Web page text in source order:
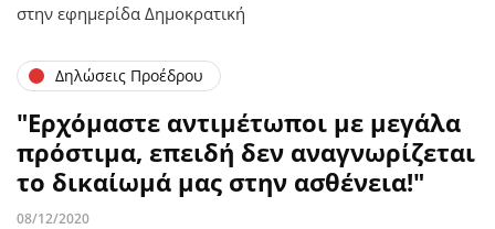
στην εφημερίδα Δημοκρατική
Δηλώσεις Προέδρου
"Ερχόμαστε αντιμέτωποι με μεγάλα
πρόστιμα, επειδή δεν αναγνωρίζεται
το δικαίωμά μας στην ασθένεια!"
08/12/2020